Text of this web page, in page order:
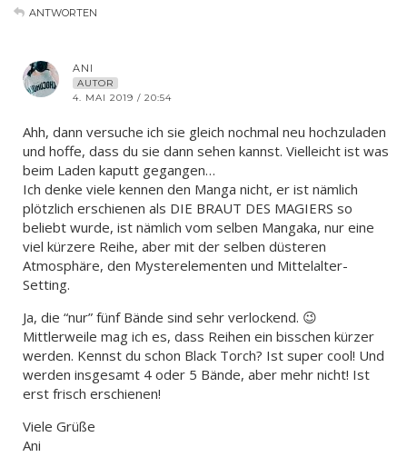
ANTWORTEN
ANI
AUTOR
4. MAI 2019 / 20:54
Ahh, dann versuche ich sie gleich nochmal neu hochzuladen
und hoffe, dass du sie dann sehen kannst. Vielleicht ist was
beim Laden kaputt gegangen…
Ich denke viele kennen den Manga nicht, er ist nämlich
plötzlich erschienen als DIE BRAUT DES MAGIERS so
beliebt wurde, ist nämlich vom selben Mangaka, nur eine
viel kürzere Reihe, aber mit der selben düsteren
Atmosphäre, den Mysterelementen und Mittelalter-
Setting.
Ja, die “nur” fünf Bände sind sehr verlockend. 😉
Mittlerweile mag ich es, dass Reihen ein bisschen kürzer
werden. Kennst du schon Black Torch? Ist super cool! Und
werden insgesamt 4 oder 5 Bände, aber mehr nicht! Ist
erst frisch erschienen!
Viele Grüße
Ani